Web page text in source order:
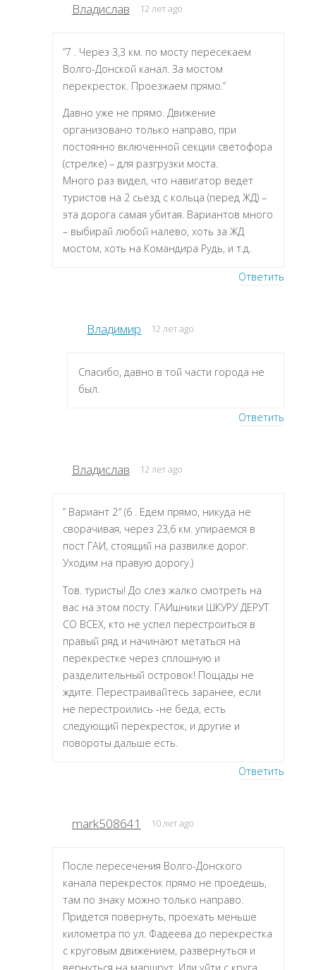
Владислав 12 лет ago
“7 . Через 3,3 км. по мосту пересекаем
Волго-Донской канал. За мостом
перекресток. Проезжаем прямо.”
Давно уже не прямо. Движение
организовано только направо, при
постоянно включенной секции светофора
(стрелке) – для разгрузки моста.
Много раз видел, что навигатор ведет
туристов на 2 сьезд с кольца (перед ЖД) –
эта дорога самая убитая. Вариантов много
– выбирай любой налево, хоть за ЖД
мостом, хоть на Командира Рудь, и т.д.
Ответить
Владимир 12 лет ago
Спасибо, давно в той части города не
был.
Ответить
Владислав 12 лет ago
” Вариант 2″ (6 . Едем прямо, никуда не
сворачивая, через 23,6 км. упираемся в
пост ГАИ, стоящий на развилке дорог.
Уходим на правую дорогу.)
Тов. туристы! До слез жалко смотреть на
вас на этом посту. ГАИшники ШКУРУ ДЕРУТ
СО ВСЕХ, кто не успел перестроиться в
правый ряд и начинают метаться на
перекрестке через сплошную и
разделительный островок! Пощады не
ждите. Перестраивайтесь заранее, если
не перестроились -не беда, есть
следующий перекресток, и другие и
повороты дальше есть.
Ответить
mark508641 10 лет ago
После пересечения Волго-Донского
канала перекресток прямо не проедешь,
там по знаку можно только направо.
Придется повернуть, проехать меньше
километра по ул. Фадеева до перекрестка
с круговым движением, развернуться и